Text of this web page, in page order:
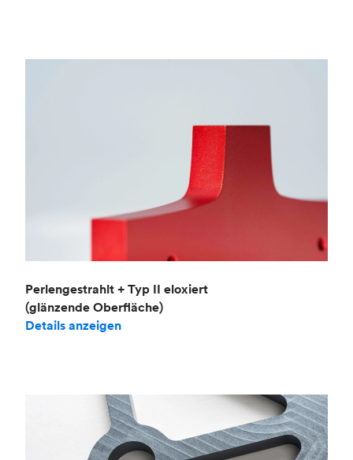
Perlengestrahlt + Typ II eloxiert
(glänzende Oberfläche)
Details anzeigen